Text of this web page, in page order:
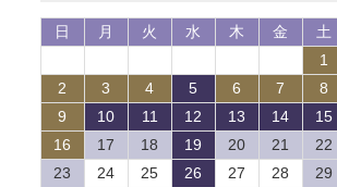
日 月 火 水 木 金
土
1
2
3 4 5 6 7
8
9
10 11 12 13 14
15
16
17 18 19 20 21
22
23
24 25 26 27 28
29